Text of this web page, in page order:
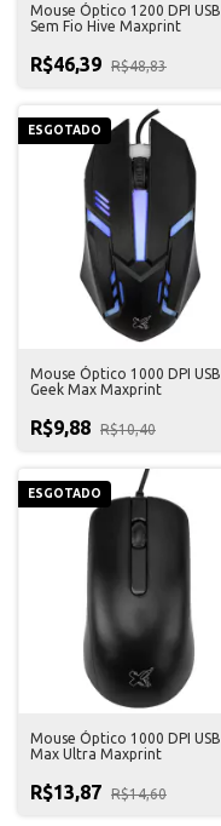
Mouse Óptico 1200 DPI USB
Sem Fio Hive Maxprint
R$46,39 R$48,83
ESGOTADO
Mouse Óptico 1000 DPI USB
Geek Max Maxprint
R$9,88 R$10,40
ESGOTADO
Mouse Óptico 1000 DPI USB
Max Ultra Maxprint
R$13,87 R$14,60